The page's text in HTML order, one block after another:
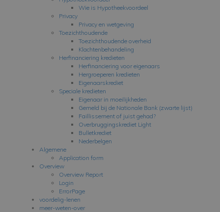
Wie is Hypotheekvoordeel
Privacy
Privacy en wetgeving
Toezichthoudende
Toezichthoudende overheid
Klachtenbehandeling
Herfinanciering kredieten
Herfinanciering voor eigenaars
Hergroeperen kredieten
Eigenaarskrediet
Speciale kredieten
Eigenaar in moeilijkheden
Gemeld bij de Nationale Bank (zwarte lijst)
Faillissement of juist gehad?
Overbruggingskrediet Light
Bulletkrediet
Nederbelgen
Algemene
Application form
Overview
Overview Report
Login
ErrorPage
voordelig-lenen
meer-weten-over